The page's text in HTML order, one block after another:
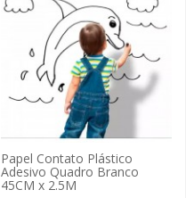
Papel Contato Plástico
Adesivo Quadro Branco
45CM x 2.5M